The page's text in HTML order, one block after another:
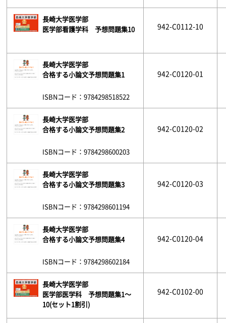
長崎大学医学部
医学部看護学科 予想問題集10
942-C0112-10
長崎大学医学部
合格する小論文予想問題集1
ISBNコード：9784298518522
942-C0120-01
長崎大学医学部
合格する小論文予想問題集2
ISBNコード：9784298600203
942-C0120-02
長崎大学医学部
合格する小論文予想問題集3
ISBNコード：9784298601194
942-C0120-03
長崎大学医学部
合格する小論文予想問題集4
ISBNコード：9784298602184
942-C0120-04
長崎大学医学部
医学部医学科 予想問題集1～
10(セット1割引)
942-C0102-00